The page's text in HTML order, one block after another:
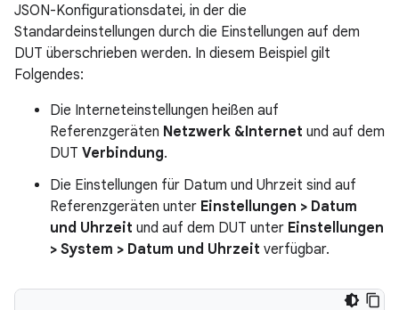
JSON-Konfigurationsdatei, in der die
Standardeinstellungen durch die Einstellungen auf dem
DUT überschrieben werden. In diesem Beispiel gilt
Folgendes:
Die Interneteinstellungen heißen auf
Referenzgeräten Netzwerk &Internet und auf dem
DUT Verbindung.
Die Einstellungen für Datum und Uhrzeit sind auf
Referenzgeräten unter Einstellungen > Datum
und Uhrzeit und auf dem DUT unter Einstellungen
> System > Datum und Uhrzeit verfügbar.